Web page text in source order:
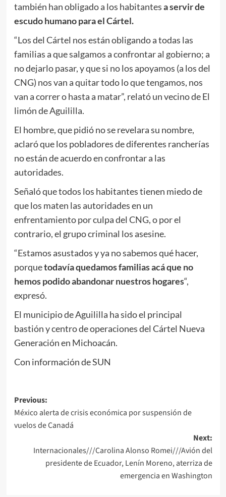
también han obligado a los habitantesa servir de
escudo humano para el Cártel.
“Los del Cártel nos están obligando a todas las
familias a que salgamos a confrontar al gobierno; a
no dejarlo pasar, y que si no los apoyamos (a los del
CNG) nos van a quitar todo lo que tengamos, nos
van a correr o hasta a matar”, relató un vecino de El
limón de Aguililla.
El hombre, que pidió no se revelara su nombre,
aclaró que los pobladores de diferentes rancherías
no están de acuerdo en confrontar a las
autoridades.
Señaló que todos los habitantes tienen miedo de
que los maten las autoridades en un
enfrentamiento por culpa del CNG, o por el
contrario, el grupo criminal los asesine.
“Estamos asustados y ya no sabemos qué hacer,
porquetodavía quedamos familias acá que no
hemos podido abandonar nuestros hogares“,
expresó.
El municipio de Aguililla ha sido el principal
bastión y centro de operaciones del Cártel Nueva
Generación en Michoacán.
Con información de SUN
Post
navigation
Previous:
México alerta de crisis económica por suspensión de
vuelos de Canadá
Next:
Internacionales///Carolina Alonso Romei///Avión del
presidente de Ecuador, Lenín Moreno, aterriza de
emergencia en Washington